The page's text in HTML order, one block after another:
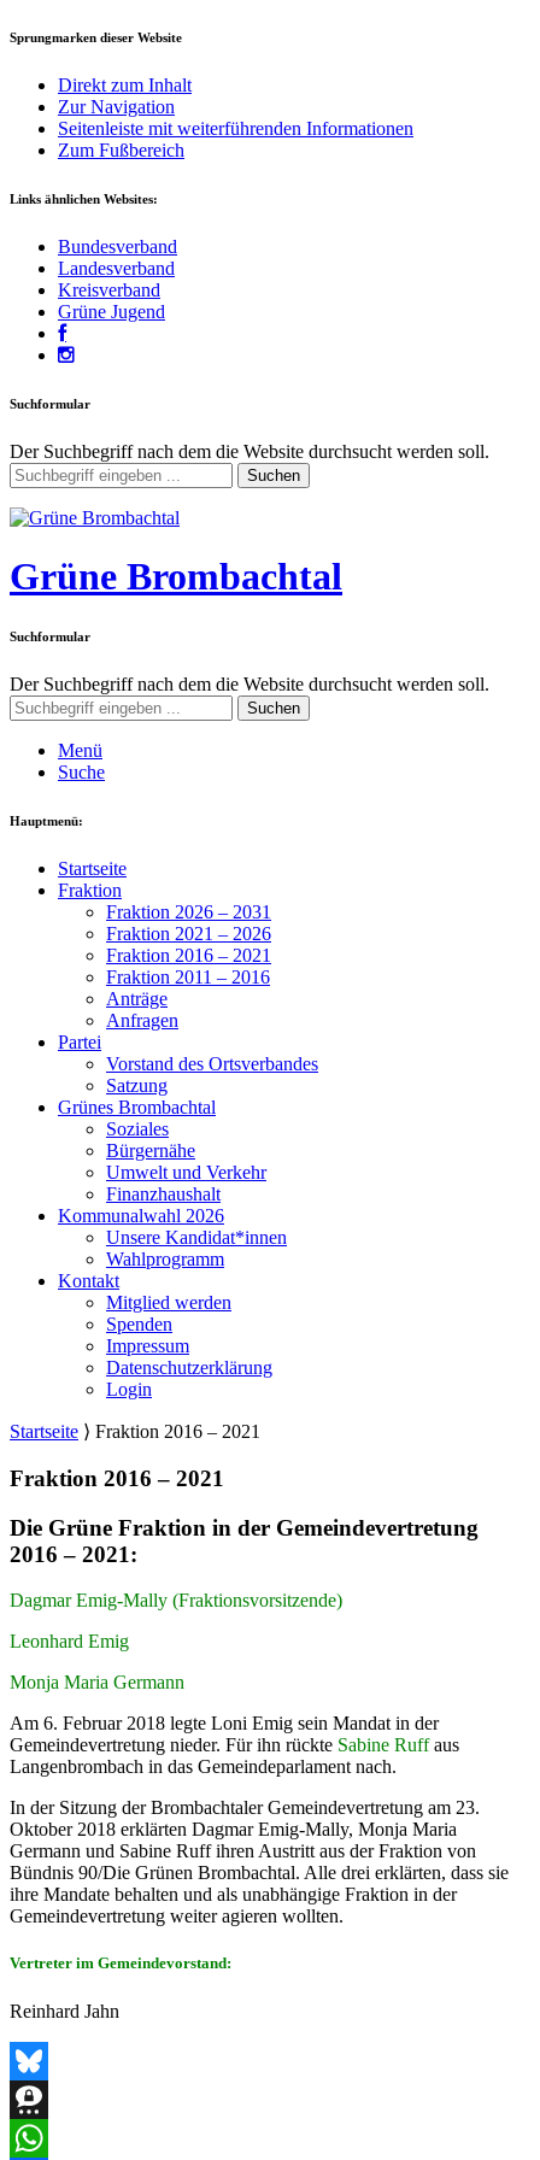
Sprungmarken dieser Website
Direkt zum Inhalt
Zur Navigation
Seitenleiste mit weiterführenden Informationen
Zum Fußbereich
Links ähnlichen Websites:
Bundesverband
Landesverband
Kreisverband
Grüne Jugend
Suchformular
Der Suchbegriff nach dem die Website durchsucht werden soll.
Suchen
Grüne Brombachtal
Suchformular
Der Suchbegriff nach dem die Website durchsucht werden soll.
Suchen
Menü
Suche
Hauptmenü:
Startseite
Fraktion
Fraktion 2026 – 2031
Fraktion 2021 – 2026
Fraktion 2016 – 2021
Fraktion 2011 – 2016
Anträge
Anfragen
Partei
Vorstand des Ortsverbandes
Satzung
Grünes Brombachtal
Soziales
Bürgernähe
Umwelt und Verkehr
Finanzhaushalt
Kommunalwahl 2026
Unsere Kandidat*innen
Wahlprogramm
Kontakt
Mitglied werden
Spenden
Impressum
Datenschutzerklärung
Login
Startseite ⟩ Fraktion 2016 – 2021
Fraktion 2016 – 2021
Die Grüne Fraktion in der Gemeindevertretung
2016 – 2021:
Dagmar Emig-Mally (Fraktionsvorsitzende)
Leonhard Emig
Monja Maria Germann
Am 6. Februar 2018 legte Loni Emig sein Mandat in der
Gemeindevertretung nieder. Für ihn rückte Sabine Ruffaus
Langenbrombach in das Gemeindeparlament nach.
In der Sitzung der Brombachtaler Gemeindevertretung am 23.
Oktober 2018 erklärten Dagmar Emig-Mally, Monja Maria
Germann und Sabine Ruff ihren Austritt aus der Fraktion von
Bündnis 90/Die Grünen Brombachtal. Alle drei erklärten, dass sie
ihre Mandate behalten und als unabhängige Fraktion in der
Gemeindevertretung weiter agieren wollten.
Vertreter im Gemeindevorstand:
Reinhard Jahn
Bluesky
Threema